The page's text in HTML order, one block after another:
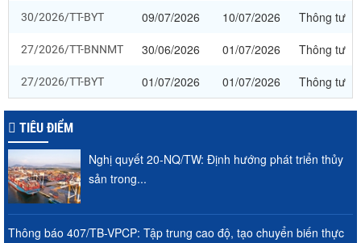
30/2026/TT-BYT 09/07/2026 10/07/2026 Thông tư
27/2026/TT-BNNMT 30/06/2026 01/07/2026 Thông tư
27/2026/TT-BYT 01/07/2026 01/07/2026 Thông tư
TIÊU ĐIỂM
Nghị quyết 20-NQ/TW: Định hướng phát triển thủy
sản trong...
Thông báo 407/TB-VPCP: Tập trung cao độ, tạo chuyển biến thực